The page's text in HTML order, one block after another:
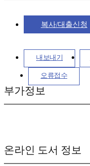
복사/대출신청
내보내기
오류접수
부가정보
온라인 도서 정보